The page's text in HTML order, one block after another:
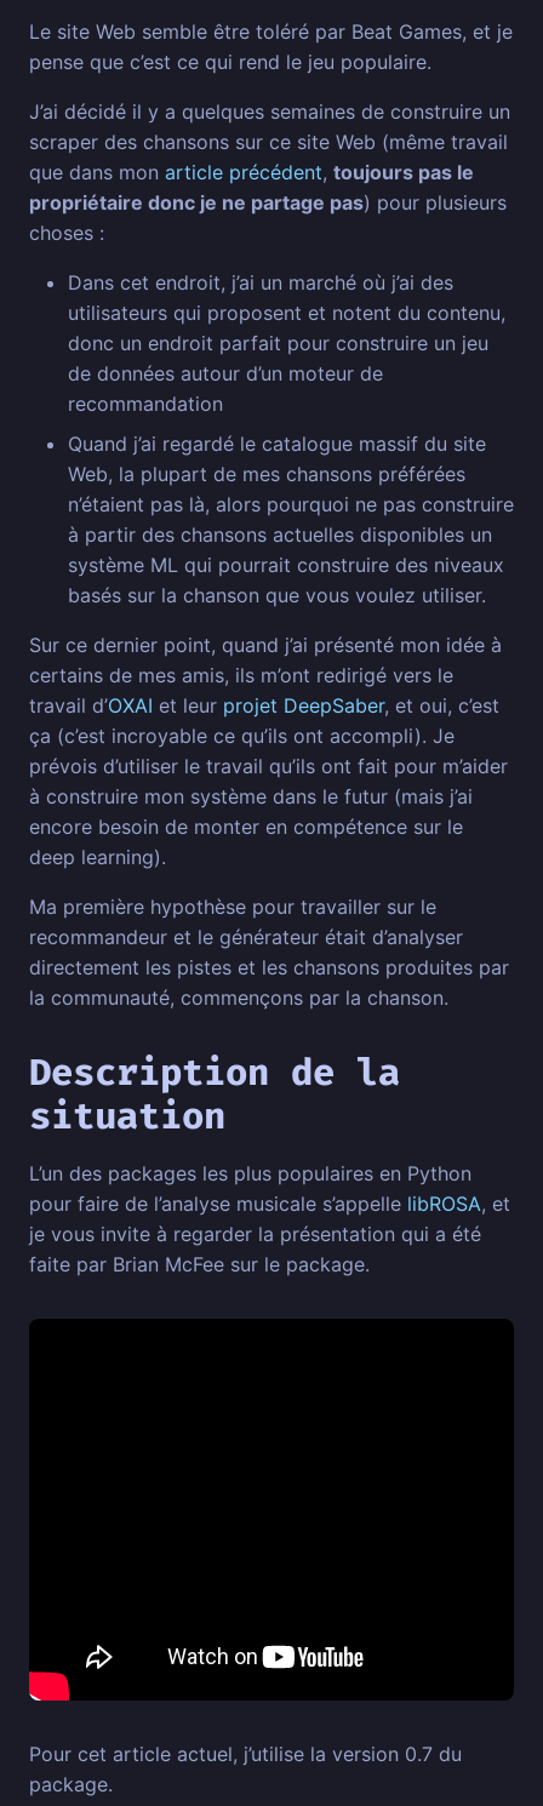
Le site Web semble être toléré par Beat Games, et je
pense que c’est ce qui rend le jeu populaire.
J’ai décidé il y a quelques semaines de construire un
scraper des chansons sur ce site Web (même travail
que dans mon article précédent, toujours pas le
propriétaire donc je ne partage pas) pour plusieurs
choses :
Dans cet endroit, j’ai un marché où j’ai des
utilisateurs qui proposent et notent du contenu,
donc un endroit parfait pour construire un jeu
de données autour d’un moteur de
recommandation
Quand j’ai regardé le catalogue massif du site
Web, la plupart de mes chansons préférées
n’étaient pas là, alors pourquoi ne pas construire
à partir des chansons actuelles disponibles un
système ML qui pourrait construire des niveaux
basés sur la chanson que vous voulez utiliser.
Sur ce dernier point, quand j’ai présenté mon idée à
certains de mes amis, ils m’ont redirigé vers le
travail d’OXAI et leur projet DeepSaber, et oui, c’est
ça (c’est incroyable ce qu’ils ont accompli). Je
prévois d’utiliser le travail qu’ils ont fait pour m’aider
à construire mon système dans le futur (mais j’ai
encore besoin de monter en compétence sur le
deep learning).
Ma première hypothèse pour travailler sur le
recommandeur et le générateur était d’analyser
directement les pistes et les chansons produites par
la communauté, commençons par la chanson.
Description de la
situation
L’un des packages les plus populaires en Python
pour faire de l’analyse musicale s’appelle libROSA, et
je vous invite à regarder la présentation qui a été
faite par Brian McFee sur le package.
Pour cet article actuel, j’utilise la version 0.7 du
package.